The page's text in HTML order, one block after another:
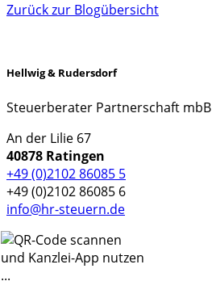
Zurück zur Blogübersicht
Hellwig & Rudersdorf
Steuerberater Partnerschaft mbB
An der Lilie 67
40878 Ratingen
+49 (0)2102 86085 5
+49 (0)2102 86085 6
info@hr-steuern.de